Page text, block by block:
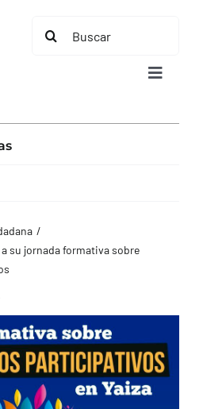
Buscar:
Toggle
su jornada formativa sobre